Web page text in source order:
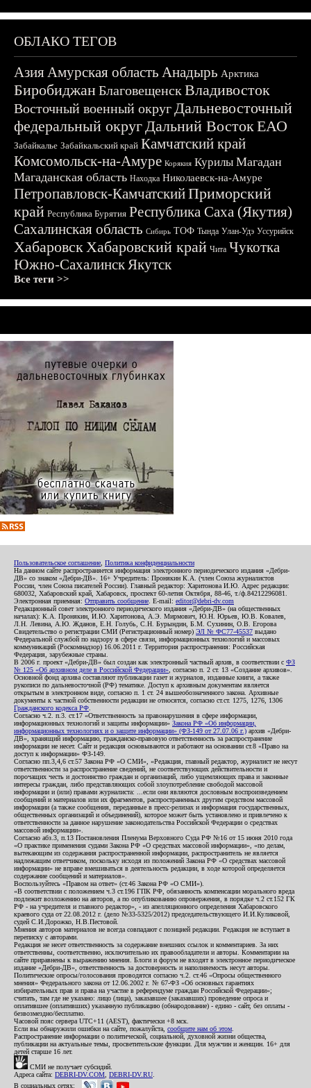
ОБЛАКО ТЕГОВ
АзияАмурская область Анадырь Арктика
БиробиджанБлаговещенскВладивосток
Восточный военный округДальневосточный
федеральный округДальний ВостокЕАО
Забайкалье Забайкальский край Камчатский край
Комсомольск-на-Амуре Корякия Курилы Магадан
Магаданская область Находка Николаевск-на-Амуре
Петропавловск-КамчатскийПриморский
край Республика Бурятия Республика Саха (Якутия)
Сахалинская область Сибирь ТОФ Тында Улан-Удэ Уссурийск
ХабаровскХабаровский край Чита Чукотка
Южно-СахалинскЯкутск
Все теги >>
Пользовательское соглашение Политика конфиденциальности
На данном сайте распространяется информация электронного периодического издания «Дебри-
ДВ» со знаком «Дебри-ДВ». 16+ Учредитель: Пронякин К.А. (член Союза журналистов
России, член Союза писателей России). Главный редактор: Харитонова И.Ю. Адрес редакции:
680032, Хабаровский край, Хабаровск, проспект 60-летия Октября, 88-46, т./ф.84212296081.
Электронная приемная: Отправить сообщение . E-mail: editor@debri-dv.com
Редакционный совет электронного периодического издания «Дебри-ДВ» (на общественных
началах): К.А. Пронякин, И.Ю. Харитонова, А.Э. Мирмович, Ю.Н. Юрьев, Ю.В. Ковалев,
Л.Н. Левина, А.Ю. Жданов, Е.Н. Голубь, С.Н. Бурындин, Б.М. Сухинин, О.В. Егорова
Свидетельство о регистрации СМИ (Регистрационный номер) ЭЛ № ФС77-45537 выдано
Федеральной службой по надзору в сфере связи, информационных технологий и массовых
коммуникаций (Роскомнадзор) 16.06.2011 г. Территория распространения: Российская
Федерация, зарубежные страны.
В 2006 г. проект «Дебри-ДВ» был создан как электронный частный архив, в соответствии с ФЗ
№ 125 «Об архивном деле в Российской Федерации» , согласно п. 2 ст. 13 «Создание архивов».
Основной фонд архива составляют публикации газет и журналов, изданные книги, а также
рукописи по дальневосточной (РФ) тематике. Доступ к архивным документам является
открытым в электронном виде, согласно п. 1 ст. 24 вышеобозначенного закона. Архивные
документы к частной собственности редакции не относятся, согласно ст.ст. 1275, 1276, 1306
Гражданского кодекса РФ
Согласно ч.2. п.3. ст.17 «Ответственность за правонарушения в сфере информации,
информационных технологий и защиты информации» Закона РФ «Об информации,
информационных технологиях и о защите информации» (ФЗ-149 от 27.07.06 г.) архив «Дебри-
ДВ», хранящий информацию, гражданско-правовую ответственность за распространение
информации не несет. Сайт и редакция основываются и работают на основании ст.8 «Право на
доступ к информации» ФЗ-149.
Согласно пп.3,4,6 ст.57 Закона РФ «О СМИ», «Редакция, главный редактор, журналист не несут
ответственности за распространение сведений, не соответствующих действительности и
порочащих честь и достоинство граждан и организаций, либо ущемляющих права и законные
интересы граждан, либо представляющих собой злоупотребление свободой массовой
информации и (или) правами журналиста: ...если они являются дословным воспроизведением
сообщений и материалов или их фрагментов, распространенных другим средством массовой
информации (а также сообщения, переданные в пресс-релизах и информация государственных,
общественных организаций и объединений), которое может быть установлено и привлечено к
ответственности за данное нарушение законодательства Российской Федерации о средствах
массовой информации».
Согласно абз.3, п.13 Постановления Пленума Верховного Суда РФ №16 от 15 июня 2010 года
«О практике применения судами Закона РФ «О средствах массовой информации», «по делам,
вытекающим из содержания распространенной информации, распространитель не является
надлежащим ответчиком, поскольку исходя из положений Закона РФ «О средствах массовой
информации» не вправе вмешиваться в деятельность редакции, в ходе которой определяется
содержание сообщений и материалов».
Воспользуйтесь «Правом на ответ» (ст.46 Закона РФ «О СМИ»).
«В соответствии с положением ч.3 ст.196 ГПК РФ, обязанность компенсации морального вреда
подлежит возложению на авторов, а по опубликованию опровержения, в порядке ч.2 ст.152 ГК
РФ - на учредителя и главного редактор», - из апелляционного определения Хабаровского
краевого суда от 22.08.2012 г. (дело №33-5325/2012) председательствующего И.И.Куликовой,
судей С.И.Дорожко, Н.В.Пестовой.
Мнения авторов материалов не всегда совпадают с позицией редакции. Редакция не вступает в
переписку с авторами.
Редакция не несет ответственность за содержание внешних ссылок и комментариев. За них
ответственны, соответственно, исключительно их правообладатели и авторы. Комментарии на
сайте приравнены к выражению мнения. Блоги и форум не входят в электронное периодическое
издание «Дебри-ДВ», ответственность за достоверность и наполняемость несут авторы.
Политические опросы/голосования проводятся согласно ч.2. ст.46 «Опросы общественного
мнения» Федерального закона от 12.06.2002 г. № 67-ФЗ «Об основных гарантиях
избирательных прав и права на участие в референдуме граждан Российской Федерации»;
считать, там где не указано: лицо (лица), заказавшее (заказавших) проведение опроса и
оплатившее (оплативших) указанную публикацию (обнародование) - едино - сайт, без оплаты -
безвозмездно/бесплатно.
Часовой пояс сервера UTC+11 (AEST), фактически +8 мск.
Если вы обнаружили ошибки на сайте, пожалуйста, сообщите нам об этом
Распространение информации о политической, социальной, духовной жизни общества,
публикации на актуальные темы, просветительские функции. Для мужчин и женщин. 16+ для
детей старше 16 лет.
СМИ не получает субсидий.
Адреса сайта: DEBRI-DV.COM DEBRI-DV.RU
В социальных сетях: